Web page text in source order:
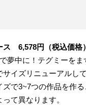
ス 6,578円（税込価格）
夢中に！テグミーをま
サイズリニューアルし
で3~7つの作品を作る
て異なります。